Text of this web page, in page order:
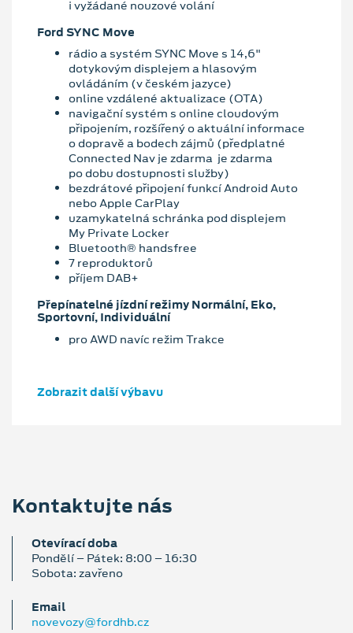
i vyžádané nouzové volání
Ford SYNC Move
rádio a systém SYNC Move s 14,6"
dotykovým displejem a hlasovým
ovládáním (v českém jazyce)
online vzdálené aktualizace (OTA)
navigační systém s online cloudovým
připojením, rozšířený o aktuální informace
o dopravě a bodech zájmů (předplatné
Connected Nav je zdarma je zdarma
po dobu dostupnosti služby)
bezdrátové připojení funkcí Android Auto
nebo Apple CarPlay
uzamykatelná schránka pod displejem
My Private Locker
Bluetooth® handsfree
7 reproduktorů
příjem DAB+
Přepínatelné jízdní režimy Normální, Eko,
Sportovní, Individuální
pro AWD navíc režim Trakce
Zobrazit další výbavu
Kontaktujte nás
Otevírací doba
Pondělí – Pátek: 8:00 – 16:30
Sobota: zavřeno
Email
novevozy@fordhb.cz